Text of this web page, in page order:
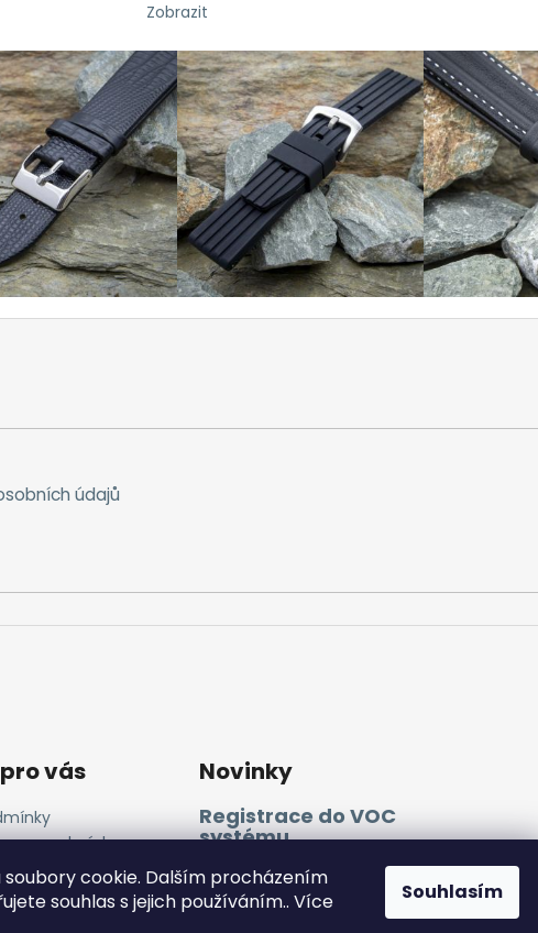
cookie. Dalším procházením
souhlas s jejich používáním.. Více
Souhlasím
Zobrazit
údajů
vás
osobních
Novinky
Registrace do VOC
systému
11.4.2025